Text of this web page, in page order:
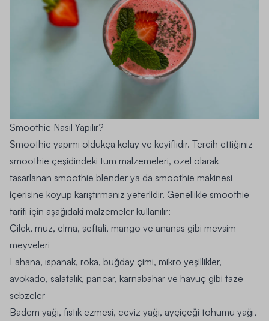
Smoothie Nasıl Yapılır?
Smoothie yapımı oldukça kolay ve keyiflidir. Tercih ettiğiniz
smoothie çeşidindeki tüm malzemeleri, özel olarak
tasarlanan smoothie blender ya da smoothie makinesi
içerisine koyup karıştırmanız yeterlidir. Genellikle smoothie
tarifi için aşağıdaki malzemeler kullanılır:
Çilek, muz, elma, şeftali, mango ve ananas gibi mevsim
meyveleri
Lahana, ıspanak, roka, buğday çimi, mikro yeşillikler,
avokado, salatalık, pancar, karnabahar ve havuç gibi taze
sebzeler
Badem yağı, fıstık ezmesi, ceviz yağı, ayçiçeği tohumu yağı,